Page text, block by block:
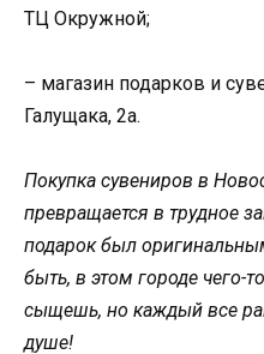
ТЦ Окружной;
– магазин подарков и
Галущака, 2а.
Покупка сувениров в
превращается в трудное
подарок был
быть, в этом городе чего-
сыщешь, но каждый все
душе!